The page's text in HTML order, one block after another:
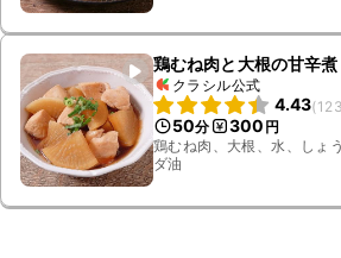
鶏むね肉と大根の甘辛煮
クラシル公式
4.43(123
50分 300 円
鶏むね肉、大根、水、しょ
ダ油